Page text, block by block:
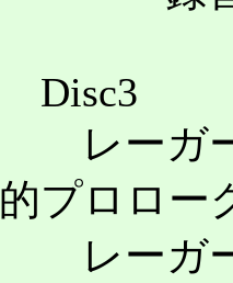
Disc3
レーガー
的プロロー
レーガー